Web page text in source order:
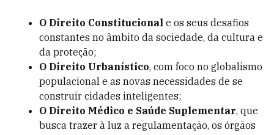
O Direito Constitucional e os seus desafios
constantes no âmbito da sociedade, da cultura e
da proteção;
O Direito Urbanístico, com foco no globalismo
populacional e as novas necessidades de se
construir cidades inteligentes;
O Direito Médico e Saúde Suplementar, que
busca trazer à luz a regulamentação, os órgãos